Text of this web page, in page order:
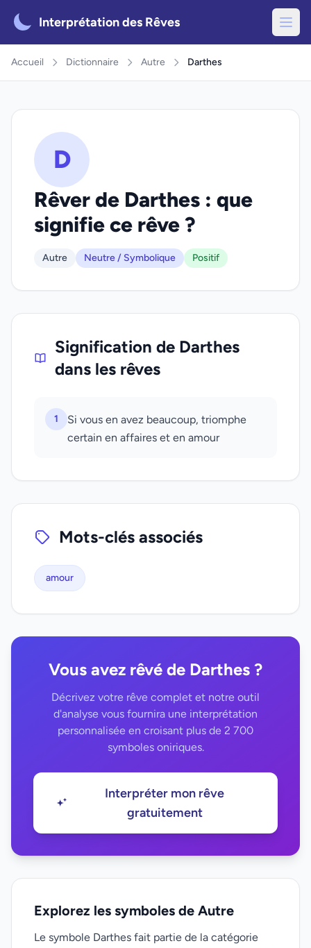
Interprétation des Rêves
Accueil Dictionnaire Autre Darthes
D
Rêver de Darthes : que
signifie ce rêve ?
Autre Neutre / Symbolique Positif
Signification de Darthes
dans les rêves
1
Si vous en avez beaucoup, triomphe
certain en affaires et en amour
Mots-clés associés
amour
Vous avez rêvé de Darthes ?
Décrivez votre rêve complet et notre outil
d'analyse vous fournira une interprétation
personnalisée en croisant plus de 2 700
symboles oniriques.
Interpréter mon rêve
gratuitement
Explorez les symboles de Autre
Le symbole Darthes fait partie de la catégorie